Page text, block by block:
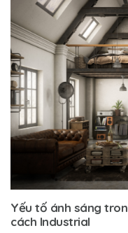
Yếu tố ánh sáng
cách Industrial